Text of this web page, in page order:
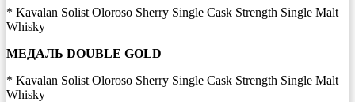
* Kavalan Solist Oloroso Sherry Single Cask Strength Single Malt
Whisky
МЕДАЛЬ DOUBLE GOLD
* Kavalan Solist Oloroso Sherry Single Cask Strength Single Malt
Whisky